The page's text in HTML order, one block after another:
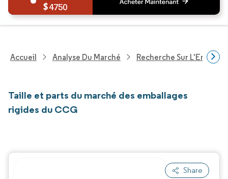
4750
Accueil Analyse Du Marché Recherche Sur
Taille et parts du marché des emballages
rigides du CCG
Share